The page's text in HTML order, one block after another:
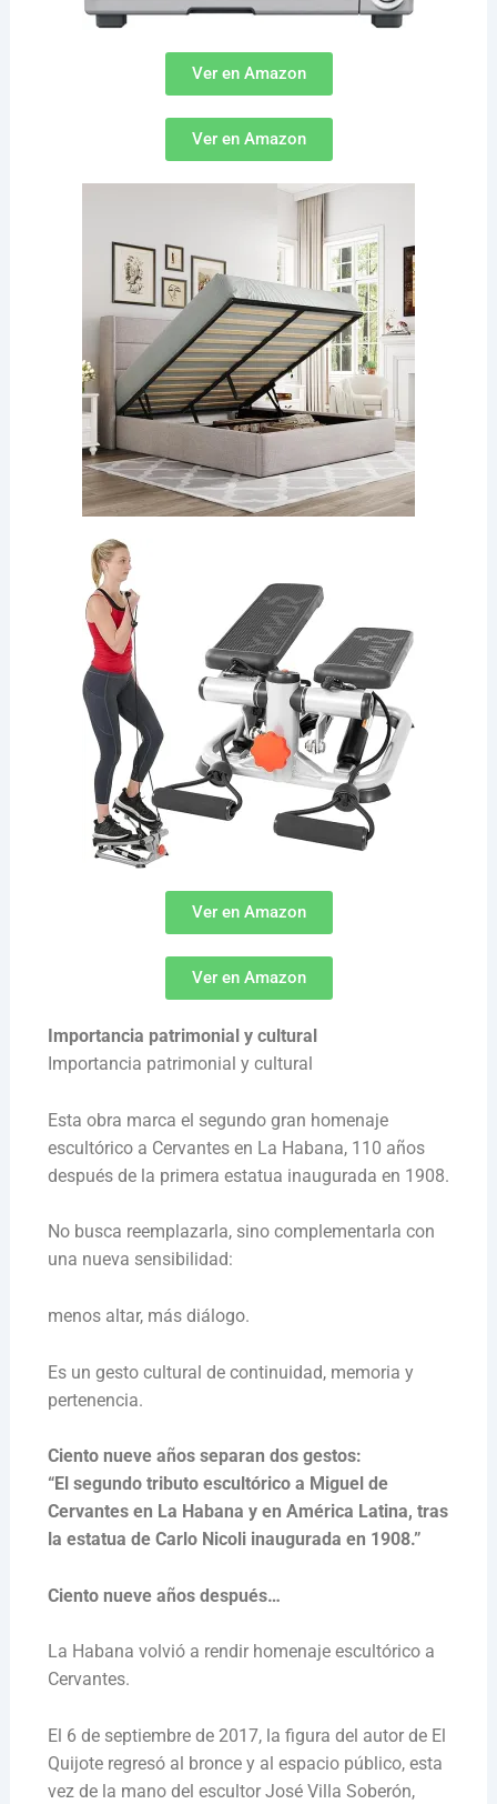
Ver en Amazon
Ver en Amazon
Ver en Amazon
Ver en Amazon
Importancia patrimonial y cultural
Importancia patrimonial y cultural
Esta obra marca el segundo gran homenaje
escultórico a Cervantes en La Habana, 110 años
después de la primera estatua inaugurada en 1908.
No busca reemplazarla, sino complementarla con
una nueva sensibilidad:
menos altar, más diálogo.
Es un gesto cultural de continuidad, memoria y
pertenencia.
Ciento nueve años separan dos gestos:
“El segundo tributo escultórico a Miguel de
Cervantes en La Habana y en América Latina, tras
la estatua de Carlo Nicoli inaugurada en 1908.”
Ciento nueve años después…
La Habana volvió a rendir homenaje escultórico a
Cervantes.
El 6 de septiembre de 2017, la figura del autor de El
Quijote regresó al bronce y al espacio público, esta
vez de la mano del escultor José Villa Soberón,